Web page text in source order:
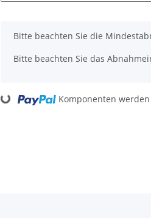
x
Bitte beachten Sie die
Bitte beachten Sie das
Loading... Komponenten